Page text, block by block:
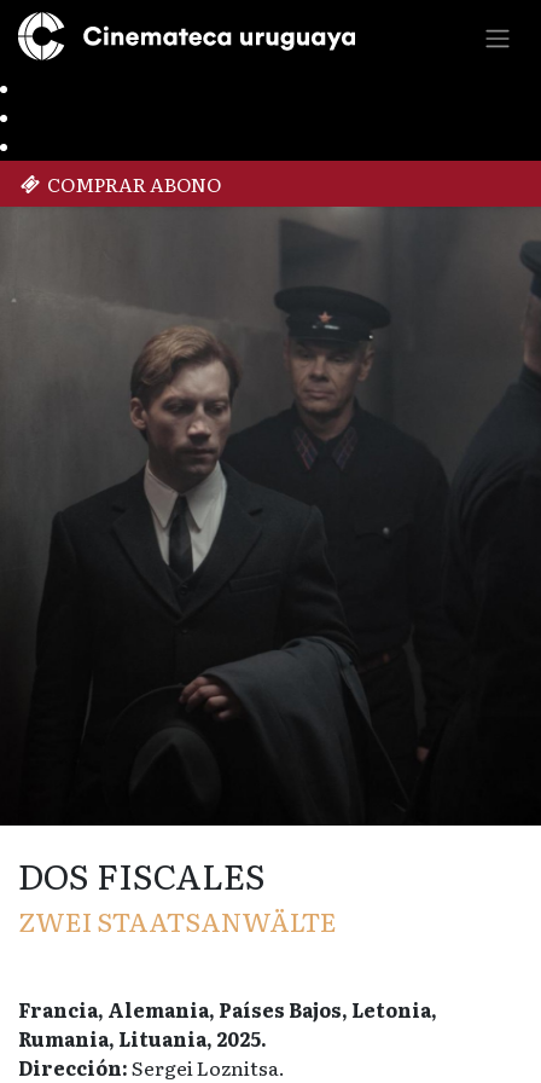
COMPRAR ABONO
DOS FISCALES
ZWEI STAATSANWÄLTE
Francia, Alemania, Países Bajos, Letonia,
Rumania, Lituania, 2025.
Dirección:Sergei Loznitsa.